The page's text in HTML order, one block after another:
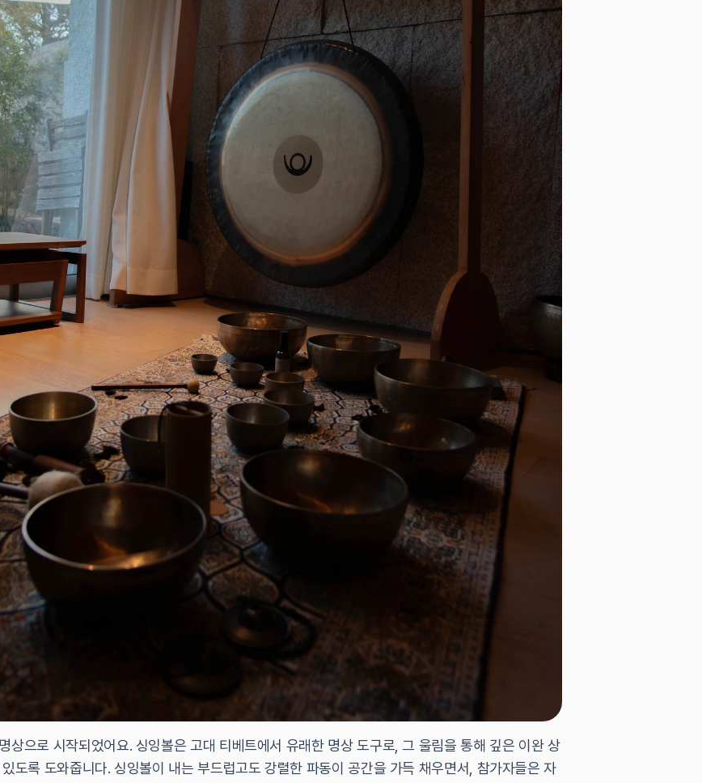
상으로 시작되었어요. 싱잉볼은 고대 티베트에서 유래한 명상 도구로, 그 울림을 통해 깊은 이완 상
도록 도와줍니다. 싱잉볼이 내는 부드럽고도 강렬한 파동이 공간을 가득 채우면서, 참가자들은 자